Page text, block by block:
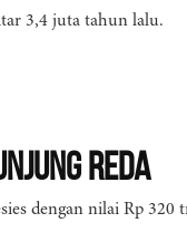
3,4 juta tahun lalu.
Reda
dengan nilai Rp